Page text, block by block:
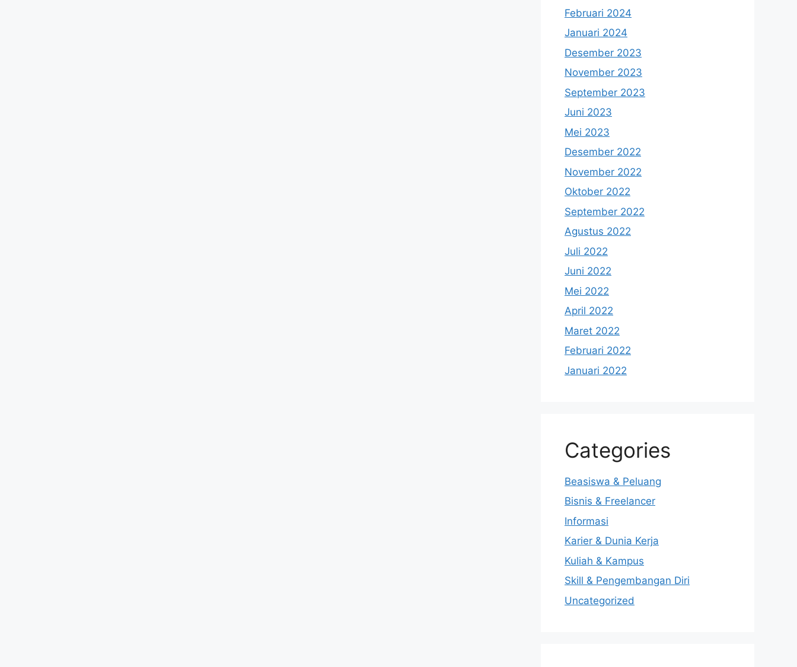
Februari 2024
Januari 2024
Desember 2023
November 2023
September 2023
Juni 2023
Mei 2023
Desember 2022
November 2022
Oktober 2022
September 2022
Agustus 2022
Juli 2022
Juni 2022
Mei 2022
April 2022
Maret 2022
Februari 2022
Januari 2022
Categories
Beasiswa & Peluang
Bisnis & Freelancer
Informasi
Karier & Dunia Kerja
Kuliah & Kampus
Skill & Pengembangan Diri
Uncategorized